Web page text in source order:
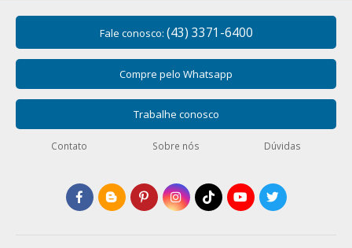
Fale conosco: (43) 3371-6400
Compre pelo Whatsapp
Trabalhe conosco
Contato Sobre nós Dúvidas